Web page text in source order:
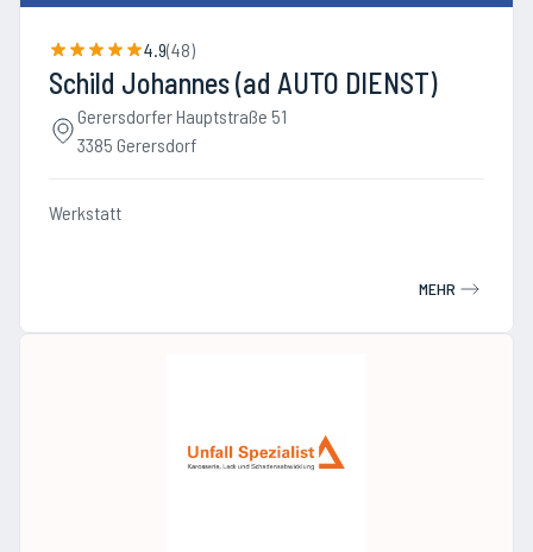
4.9(48)
Schild Johannes (ad AUTO DIENST)
Gerersdorfer Hauptstraße 51
3385 Gerersdorf
Werkstatt
MEHR